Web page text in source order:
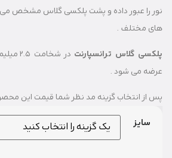
داده و پشت پلکسی گلاس مشخص می باشد ولی
.
ترانسپارنت
در شخامت 2.5
شود .
گزینه مد نظر شما قیمت این محصول را